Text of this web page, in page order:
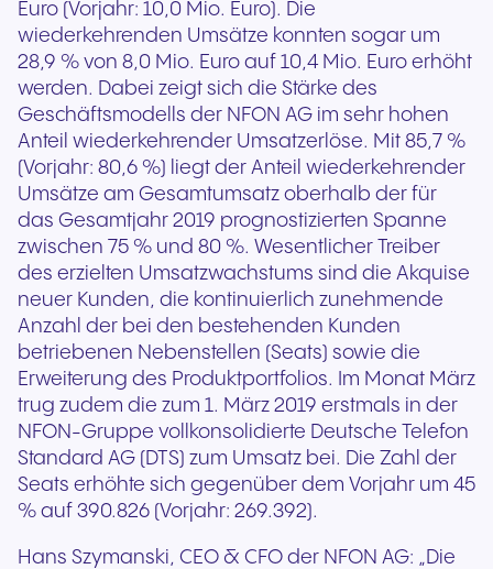
Euro (Vorjahr: 10,0 Mio. Euro). Die
wiederkehrenden Umsätze konnten sogar um
28,9 % von 8,0 Mio. Euro auf 10,4 Mio. Euro erhöht
werden. Dabei zeigt sich die Stärke des
Geschäftsmodells der NFON AG im sehr hohen
Anteil wiederkehrender Umsatzerlöse. Mit 85,7 %
(Vorjahr: 80,6 %) liegt der Anteil wiederkehrender
Umsätze am Gesamtumsatz oberhalb der für
das Gesamtjahr 2019 prognostizierten Spanne
zwischen 75 % und 80 %. Wesentlicher Treiber
des erzielten Umsatzwachstums sind die Akquise
neuer Kunden, die kontinuierlich zunehmende
Anzahl der bei den bestehenden Kunden
betriebenen Nebenstellen (Seats) sowie die
Erweiterung des Produktportfolios. Im Monat März
trug zudem die zum 1. März 2019 erstmals in der
NFON-Gruppe vollkonsolidierte Deutsche Telefon
Standard AG (DTS) zum Umsatz bei. Die Zahl der
Seats erhöhte sich gegenüber dem Vorjahr um 45
% auf 390.826 (Vorjahr: 269.392).
Hans Szymanski, CEO & CFO der NFON AG: „Die